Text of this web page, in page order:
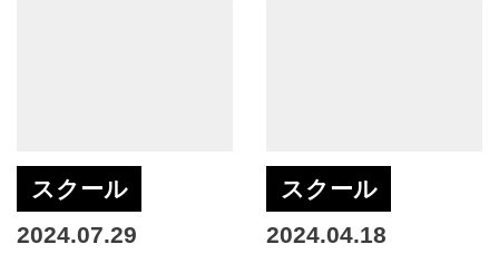
スクール
2024.07.29
スクール
2024.04.18